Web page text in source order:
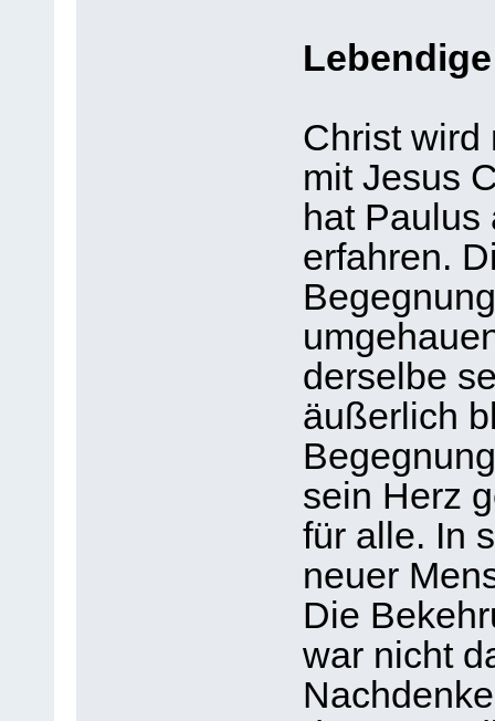
Christ wird
mit Jesus
hat
erfahren.
derselbe
äußerlich
sein Herz
für alle. In
neuer
Die
war nicht